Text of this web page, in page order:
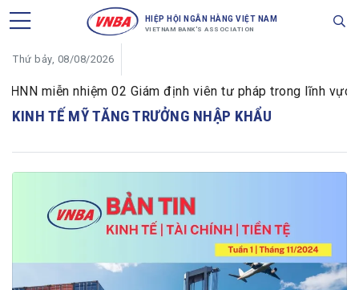
HIỆP HỘI NGÂN HÀNG VIỆT NAM
VIETNAM BANK'S ASSOCIATION
Thứ bảy, 08/08/2026
miễn nhiệm 02 Giám định viên tư pháp trong lĩnh vực
KINH TẾ MỸ TĂNG TRƯỞNG NHẬP KHẨU